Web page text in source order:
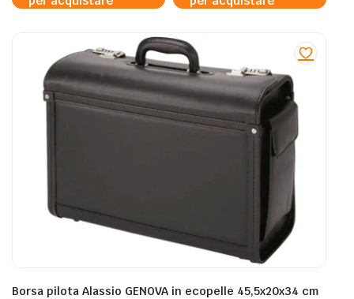
Borsa pilota Alassio GENOVA in ecopelle 45,5x20x34 cm